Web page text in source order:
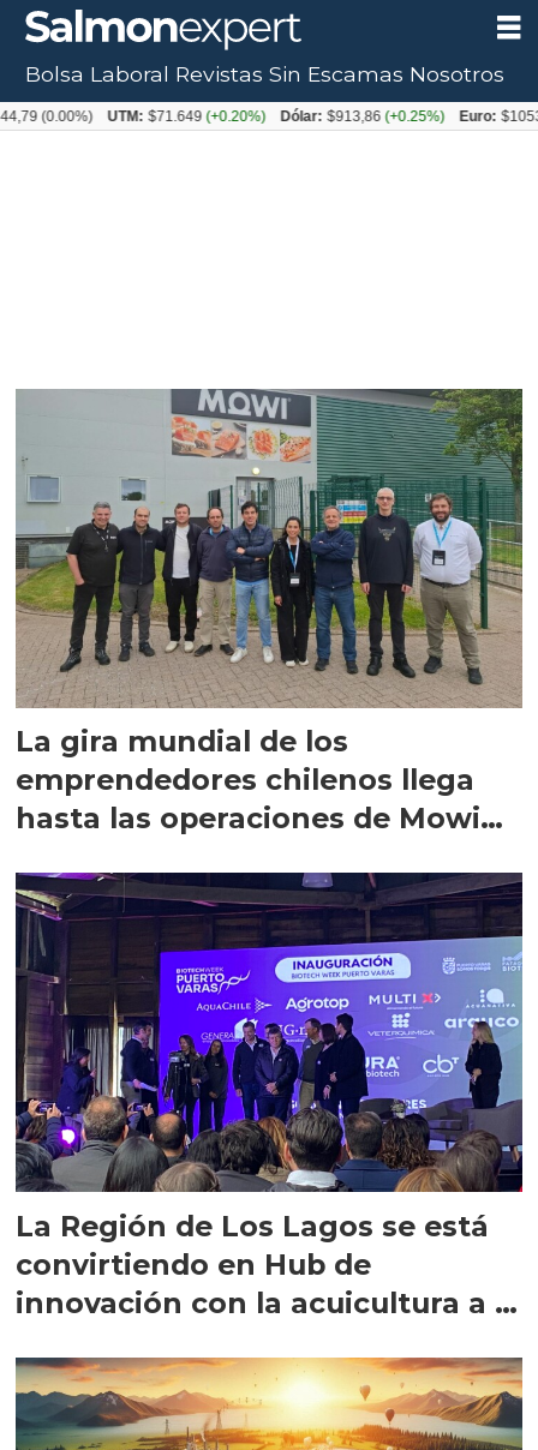
Tag:
La gira mundial de los
emprendedores chilenos llega
hasta las operaciones de Mowi
La Región de Los Lagos se está
convirtiendo en Hub de
innovación con la acuicultura a la
Bolsa Laboral Revistas Sin Escamas Nosotros
UTM: $71.649(+0.20%) Dólar: $913,86(+0.25%) Euro: $1053,08(-0.03%)